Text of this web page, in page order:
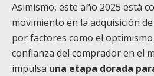
Asimismo, este año 2025 está
movimiento en la adquisición
por factores como el
confianza del comprador en el
impulsa una etapa dorada